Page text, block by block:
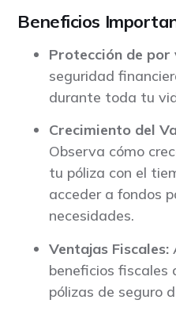
Beneficios
Protección de por
seguridad
durante toda tu
Crecimiento del
Observa cómo
tu póliza con el
acceder a fondos
necesidades.
Ventajas Fiscales:
beneficios fiscales
pólizas de seguro